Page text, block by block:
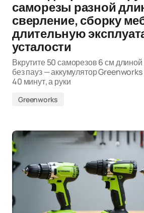
саморезы разной
сверление, сборку
длительную
усталости
Вкрутите 50 саморезов 6 см
без пауз — аккумулятор
40 минут, а руки
Greenworks